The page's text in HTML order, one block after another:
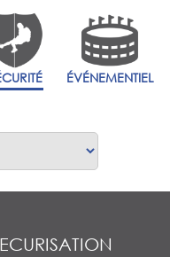
ÉVÉNEMENTIEL